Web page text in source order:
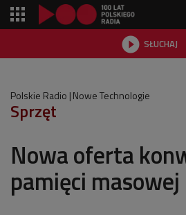
 SŁUCHAJ
Polskie Radio Nowe Technologie
Sprzęt
Nowa oferta
pamięci masowej